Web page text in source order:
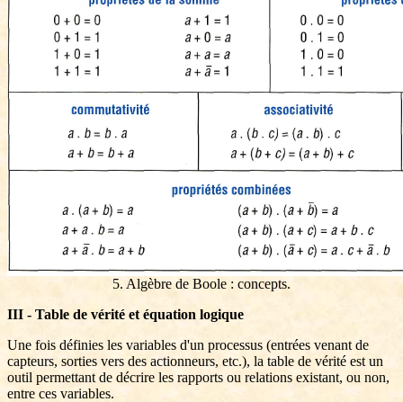
5. Algèbre de Boole : concepts.
III - Table de vérité et équation logique
Une fois définies les variables d'un processus (entrées venant de
capteurs, sorties vers des actionneurs, etc.), la table de vérité est un
outil permettant de décrire les rapports ou relations existant, ou non,
entre ces variables.